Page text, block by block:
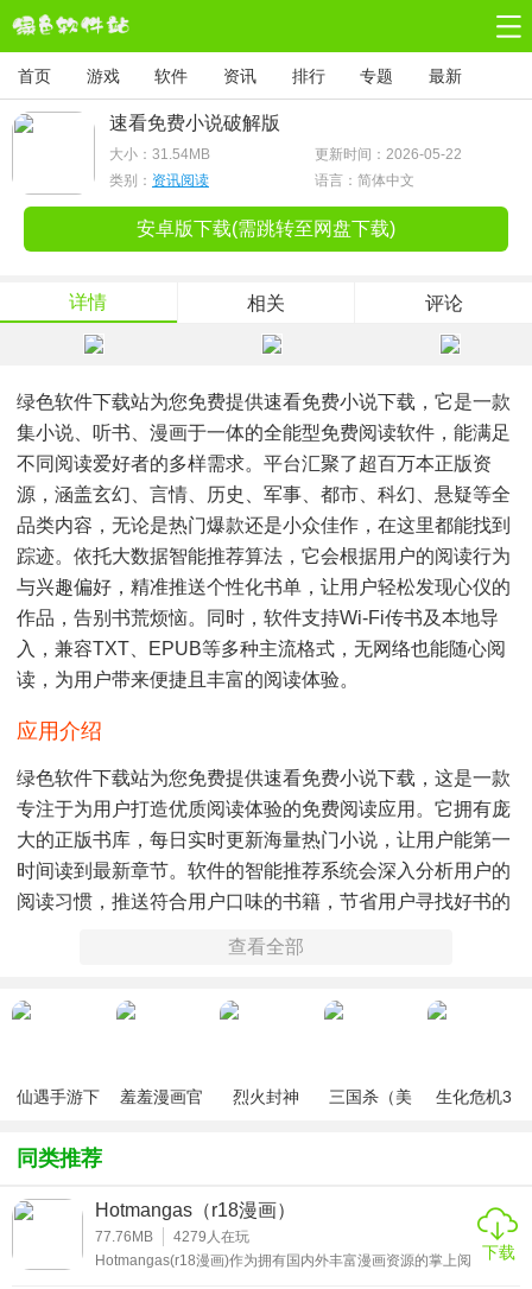
首页 游戏 软件 资讯 排行 专题 最新
速看免费小说破解版
大小： 31.54MB
更新时间：2026-05-22
类别： 资讯阅读 语言：简体中文
安卓版下载(需跳转至网盘下载)
详情 相关 评论
绿色软件下载站为您免费提供速看免费小说下载，它是一款
集小说、听书、漫画于一体的全能型免费阅读软件，能满足
不同阅读爱好者的多样需求。平台汇聚了超百万本正版资
源，涵盖玄幻、言情、历史、军事、都市、科幻、悬疑等全
品类内容，无论是热门爆款还是小众佳作，在这里都能找到
踪迹。依托大数据智能推荐算法，它会根据用户的阅读行为
与兴趣偏好，精准推送个性化书单，让用户轻松发现心仪的
作品，告别书荒烦恼。同时，软件支持Wi-Fi传书及本地导
入，兼容TXT、EPUB等多种主流格式，无网络也能随心阅
读，为用户带来便捷且丰富的阅读体验。
应用介绍
绿色软件下载站为您免费提供速看免费小说下载，这是一款
专注于为用户打造优质阅读体验的免费阅读应用。它拥有庞
大的正版书库，每日实时更新海量热门小说，让用户能第一
时间读到最新章节。软件的智能推荐系统会深入分析用户的
阅读习惯，推送符合用户口味的书籍，节省用户寻找好书的
的环境下，也能继续畅享阅读乐趣。平台还设有丰富的榜单
同场景下的阅读需求。
基于用户阅读行为与兴趣偏好，大数据算法精准推送个性化
书单，打造专属阅读世界，轻松告别书荒。
查看全部
仙遇手游下
羞羞漫画官
烈火封神
三国杀（美
生化危机3
同类推荐
Hotmangas（r18漫画）
77.76MB 4279 人在玩
Hotmangas(r18漫画)作为拥有国内外丰富漫画资源的掌上阅
下载